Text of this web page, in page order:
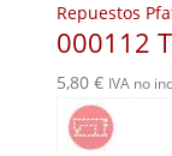
Repuestos
000112
5,80 € IVA no